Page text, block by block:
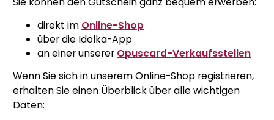
direkt im Online-Shop
über die Idolka-App
an einer unserer Opuscard-Verkaufsstellen
Wenn Sie sich in unserem Online-Shop registrieren,
erhalten Sie einen Überblick über alle wichtigen
Daten: